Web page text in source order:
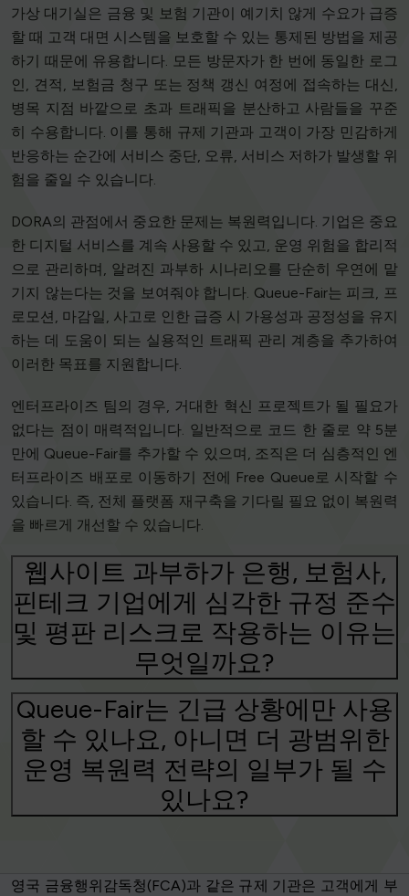
가상 대기실은 금융 및 보험 기관이 예기치 않게 수요가 급증
할 때 고객 대면 시스템을 보호할 수 있는 통제된 방법을 제공
하기 때문에 유용합니다. 모든 방문자가 한 번에 동일한 로그
인, 견적, 보험금 청구 또는 정책 갱신 여정에 접속하는 대신,
병목 지점 바깥으로 초과 트래픽을 분산하고 사람들을 꾸준
히 수용합니다. 이를 통해 규제 기관과 고객이 가장 민감하게
반응하는 순간에 서비스 중단, 오류, 서비스 저하가 발생할 위
험을 줄일 수 있습니다.
DORA의 관점에서 중요한 문제는 복원력입니다. 기업은 중요
한 디지털 서비스를 계속 사용할 수 있고, 운영 위험을 합리적
으로 관리하며, 알려진 과부하 시나리오를 단순히 우연에 맡
기지 않는다는 것을 보여줘야 합니다. Queue-Fair는 피크, 프
로모션, 마감일, 사고로 인한 급증 시 가용성과 공정성을 유지
하는 데 도움이 되는 실용적인 트래픽 관리 계층을 추가하여
이러한 목표를 지원합니다.
엔터프라이즈 팀의 경우, 거대한 혁신 프로젝트가 될 필요가
없다는 점이 매력적입니다. 일반적으로 코드 한 줄로 약 5분
만에 Queue-Fair를 추가할 수 있으며, 조직은 더 심층적인 엔
터프라이즈 배포로 이동하기 전에 Free Queue로 시작할 수
있습니다. 즉, 전체 플랫폼 재구축을 기다릴 필요 없이 복원력
을 빠르게 개선할 수 있습니다.
웹사이트 과부하가 은행, 보험사,
핀테크 기업에게 심각한 규정 준수
및 평판 리스크로 작용하는 이유는
무엇일까요?
Queue-Fair는 긴급 상황에만 사용
할 수 있나요, 아니면 더 광범위한
운영 복원력 전략의 일부가 될 수
있나요?
영국 금융행위감독청(FCA)과 같은 규제 기관은 고객에게 부